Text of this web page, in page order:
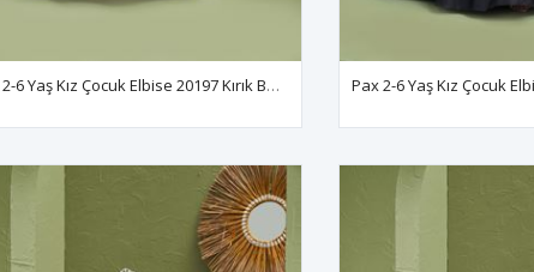
Pax 2-6 Yaş Kız Çocuk Elbise 20197 Kırık Beyaz Pax 2-6 Yaş Kız Çocuk